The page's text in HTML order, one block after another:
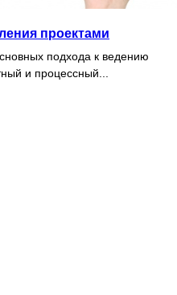
проектами
подхода к ведению
и процессный...